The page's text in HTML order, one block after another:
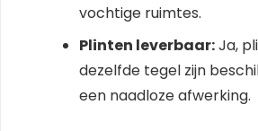
vochtige ruimtes.
Plinten leverbaar:Ja,
dezelfde tegel zijn
een naadloze afwerking.